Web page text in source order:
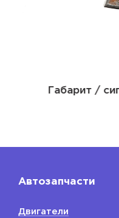
Габарит / сигнал
Автозапчасти
Двигатели